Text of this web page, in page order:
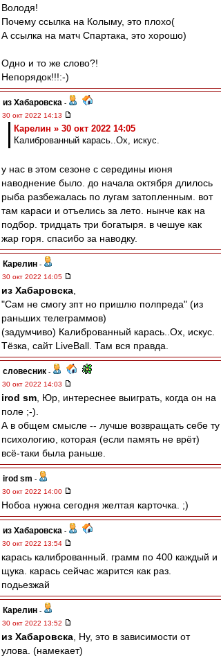
Володя!
Почему ссылка на Колыму, это плохо(
А ссылка на матч Спартака, это хорошо)
Одно и то же слово?!
Непорядок!!!:-)
из Хабаровска -
30 окт 2022 14:13
Карелин » 30 окт 2022 14:05
Калиброванный карась..Ох, искус.
у нас в этом сезоне с середины июня
наводнение было. до начала октября длилось
рыба разбежалась по лугам затопленным. вот
там караси и отъелись за лето. нынче как на
подбор. тридцать три богатыря. в чешуе как
жар горя. спасибо за наводку.
Карелин -
30 окт 2022 14:05
из Хабаровска
"Сам не смогу зпт но пришлю полпреда" (из
раньших телеграммов)
(задумчиво) Калиброванный карась..Ох, искус.
Тёзка, сайт LiveBall. Там вся правда.
словесник -
30 окт 2022 14:03
irod sm , Юр, интереснее выиграть, когда он на
поле ;-).
А в общем смысле -- лучше возвращать себе ту
психологию, которая (если память не врёт)
всё-таки была раньше.
irod sm -
30 окт 2022 14:00
Нобоа нужна сегодня желтая карточка. ;)
из Хабаровска -
30 окт 2022 13:54
карась калиброванный. грамм по 400 каждый и
щука. карась сейчас жарится как раз.
подьезжай
Карелин -
30 окт 2022 13:52
из Хабаровска , Ну, это в зависимости от
улова. (намекает)